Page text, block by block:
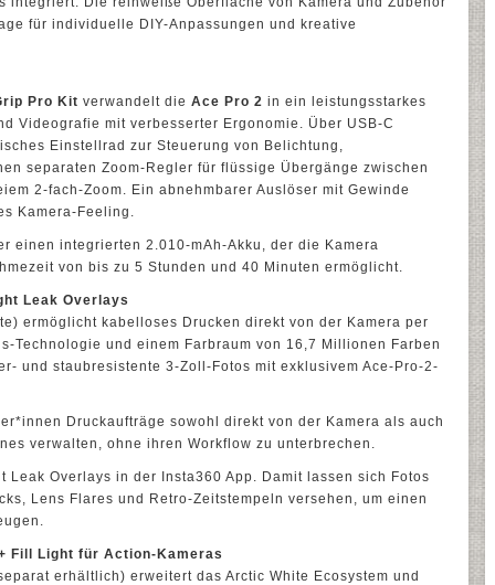
für individuelle DIY-Anpassungen und kreative
Pro Kit verwandelt die Ace Pro 2 in ein leistungsstarkes
Videografie mit verbesserter Ergonomie. Über USB-C
Einstellrad zur Steuerung von Belichtung,
separaten Zoom-Regler für flüssige Übergänge zwischen
2-fach-Zoom. Ein abnehmbarer Auslöser mit Gewinde
Kamera-Feeling.
einen integrierten 2.010-mAh-Akku, der die Kamera
von bis zu 5 Stunden und 40 Minuten ermöglicht.
Leak Overlays
ermöglicht kabelloses Drucken direkt von der Kamera per
Technologie und einem Farbraum von 16,7 Millionen Farben
und staubresistente 3-Zoll-Fotos mit exklusivem Ace-Pro-2-
Druckaufträge sowohl direkt von der Kamera als auch
verwalten, ohne ihren Workflow zu unterbrechen.
Leak Overlays in der Insta360 App. Damit lassen sich Fotos
Lens Flares und Retro-Zeitstempeln versehen, um einen
Fill Light für Action-Kameras
erhältlich) erweitert das Arctic White Ecosystem und